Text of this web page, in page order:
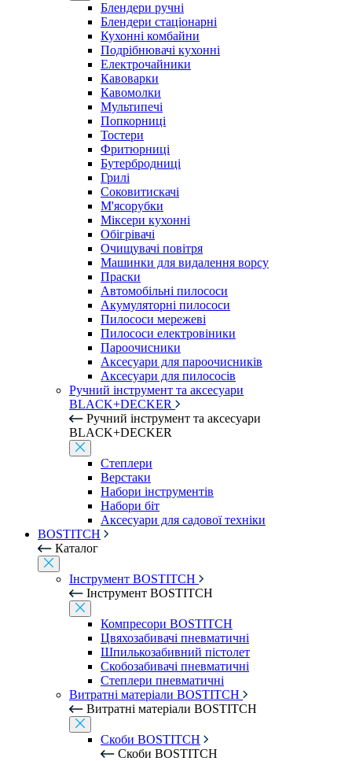
Блендери ручні
Блендери стаціонарні
Кухонні комбайни
Подрібнювачі кухонні
Електрочайники
Кавоварки
Кавомолки
Мультипечі
Попкорниці
Тостери
Фритюрниці
Бутербродниці
Грилі
Соковитискачі
М'ясорубки
Міксери кухонні
Обігрівачі
Очищувачі повітря
Машинки для видалення ворсу
Праски
Автомобільні пилососи
Акумуляторні пилососи
Пилососи мережеві
Пилососи електровіники
Пароочисники
Аксесуари для пароочисників
Аксесуари для пилососів
Ручний інструмент та аксесуари
BLACK+DECKER
Ручний інструмент та аксесуари
BLACK+DECKER
Степлери
Верстаки
Набори інструментів
Набори біт
Аксесуари для садової техніки
BOSTITCH
Каталог
Інструмент BOSTITCH
Інструмент BOSTITCH
Компресори BOSTITCH
Цвяхозабивачі пневматичні
Шпилькозабивний пістолет
Скобозабивачі пневматичні
Степлери пневматичні
Витратні матеріали BOSTITCH
Витратні матеріали BOSTITCH
Скоби BOSTITCH
Скоби BOSTITCH